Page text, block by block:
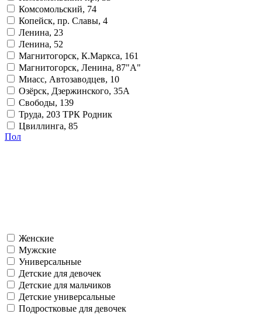
Комсомольский, 74
Копейск, пр. Славы, 4
Ленина, 23
Ленина, 52
Магнитогорск, К.Маркса, 161
Магнитогорск, Ленина, 87"А"
Миасс, Автозаводцев, 10
Озёрск, Дзержинского, 35А
Свободы, 139
Труда, 203 ТРК Родник
Цвиллинга, 85
Пол
Женские
Мужские
Универсальные
Детские для девочек
Детские для мальчиков
Детские универсальные
Подростковые для девочек